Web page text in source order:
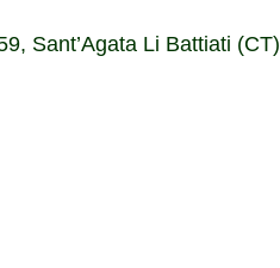
Sant’Agata Li Battiati (CT)